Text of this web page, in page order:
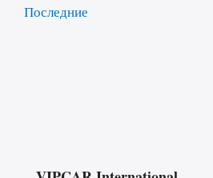
Последние